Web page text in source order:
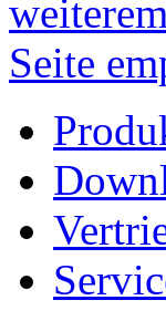
Seite